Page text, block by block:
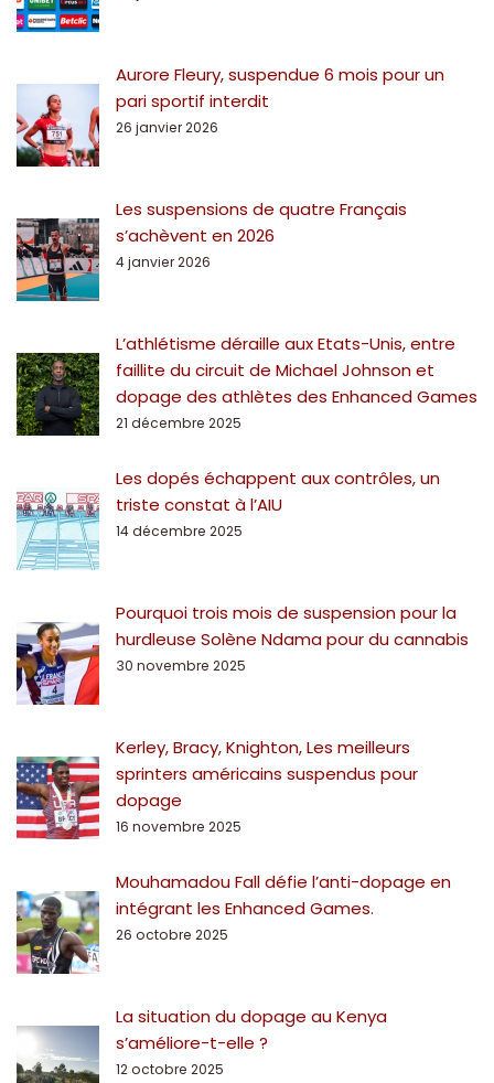
Aurore Fleury, suspendue 6 mois pour un
pari sportif interdit
26 janvier 2026
Les suspensions de quatre Français
s’achèvent en 2026
4 janvier 2026
L’athlétisme déraille aux Etats-Unis, entre
faillite du circuit de Michael Johnson et
dopage des athlètes des Enhanced Games
21 décembre 2025
Les dopés échappent aux contrôles, un
triste constat à l’AIU
14 décembre 2025
Pourquoi trois mois de suspension pour la
hurdleuse Solène Ndama pour du cannabis
30 novembre 2025
Kerley, Bracy, Knighton, Les meilleurs
sprinters américains suspendus pour
dopage
16 novembre 2025
Mouhamadou Fall défie l’anti-dopage en
intégrant les Enhanced Games.
26 octobre 2025
La situation du dopage au Kenya
s’améliore-t-elle ?
12 octobre 2025